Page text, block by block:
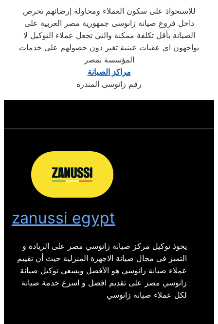
للاستحواذ على سكون العملاء ومحاولة إرضائهم نحرص
داخل فروع صيانة زانوسى جمهورية مصر العربية على
الصيانة بأقل تكلفة ممكنة والتي تجعل عملاء التوكيل لا
يواجهون اي عقبات عينية تغير دون حصولهم على خدمات
المؤسسة بمصر
مراكز الصيانة
رقم زانوسى المندره
zanussi egypt
يحوذ توكيل مركز صيانة زانوسي مصر على الريادة و
التميز فى مجال صيانة الاجهزة المنزلية حيث أن تقييم
عملاء صيانة زانوسي هو الأفضل ويسعى توكيل صيانة
زانوسي مصر على تقديم افضل و اسرع خدمة صيانة
لكل عملاء صيانة زانوسي